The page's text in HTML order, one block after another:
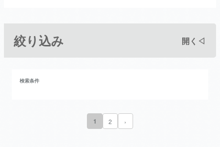
絞り込み 開く◁
検索条件
1 2 ›